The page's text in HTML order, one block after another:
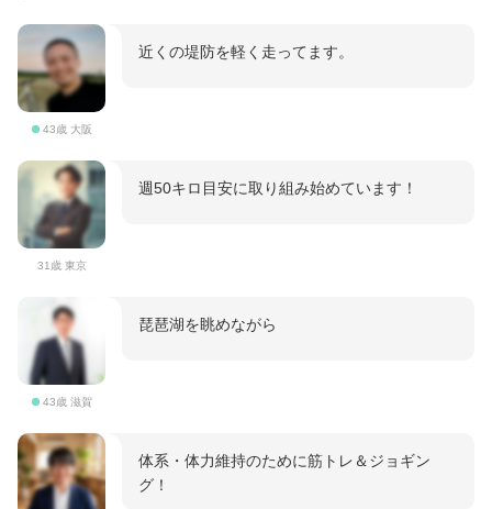
43歳 大阪
近くの堤防を軽く走ってます。
31歳 東京
週50キロ目安に取り組み始めています！
43歳 滋賀
琵琶湖を眺めながら
体系・体力維持のために筋トレ＆ジョギン
グ！